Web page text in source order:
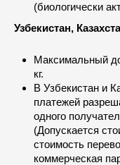
(биологически
Узбекистан,
Максимальный
кг.
В Узбекистан и
платежей
одного
(Допускается
стоимость
коммерческая